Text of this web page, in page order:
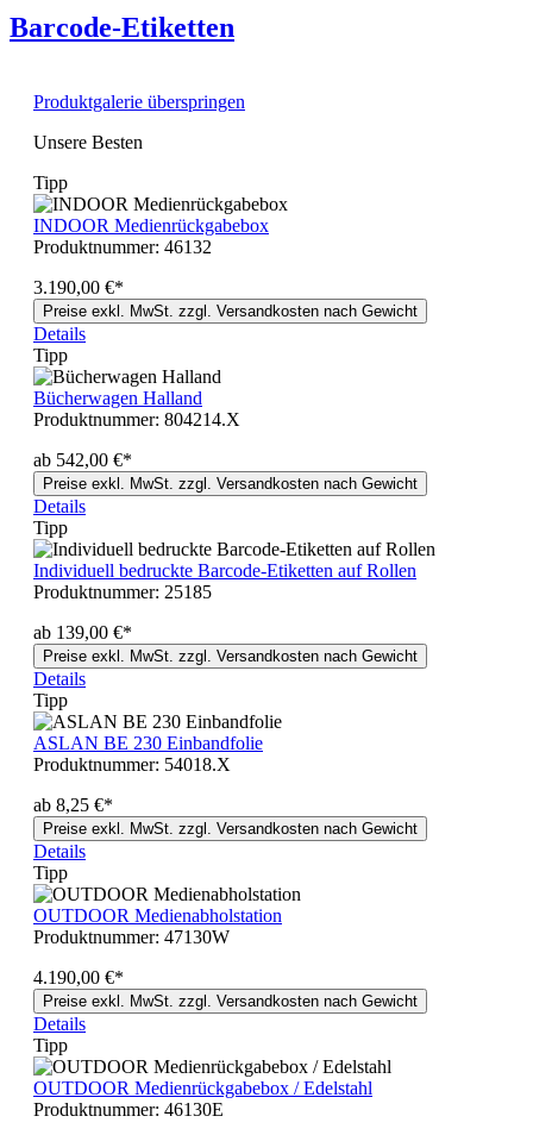
Barcode-Etiketten
Produktgalerie überspringen
Unsere Besten
Tipp
INDOOR Medienrückgabebox
Produktnummer: 46132
3.190,00 €*
Preise exkl. MwSt. zzgl. Versandkosten nach Gewicht
Details
Tipp
Bücherwagen Halland
Produktnummer: 804214.X
ab 542,00 €*
Preise exkl. MwSt. zzgl. Versandkosten nach Gewicht
Details
Tipp
Individuell bedruckte Barcode-Etiketten auf Rollen
Produktnummer: 25185
ab 139,00 €*
Preise exkl. MwSt. zzgl. Versandkosten nach Gewicht
Details
Tipp
ASLAN BE 230 Einbandfolie
Produktnummer: 54018.X
ab 8,25 €*
Preise exkl. MwSt. zzgl. Versandkosten nach Gewicht
Details
Tipp
OUTDOOR Medienabholstation
Produktnummer: 47130W
4.190,00 €*
Preise exkl. MwSt. zzgl. Versandkosten nach Gewicht
Details
Tipp
OUTDOOR Medienrückgabebox / Edelstahl
Produktnummer: 46130E